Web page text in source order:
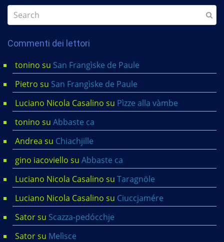
Commenti dei lettori
tonino su San Frangìske de Paule
Pietro su San Frangìske de Paule
Luciano Nicola Casalino su Pìzze alla vàmbe
tonino su Abbaste ca
Andrea su Chiachjille
gino iacoviello su Abbaste ca
Luciano Nicola Casalino su Taragnöle
Luciano Nicola Casalino su Ciuccjamére
Satorsu Scazza-pedócchje
Satorsu Melìsce